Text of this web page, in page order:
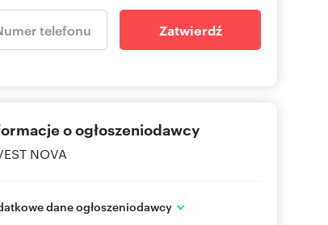
Zatwierdź
o ogłoszeniodawcy
NOVA
dane ogłoszeniodawcy